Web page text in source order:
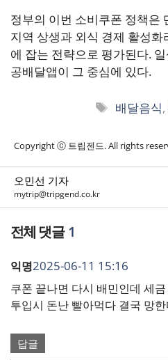
정부의 이번 소비쿠폰 정책은
지역 상생과 외식 경제 활성
에 잡는 전략으로 평가된다.
공배달앱이 그 중심에 있다.
태
배달음식,
Copyright ⓒ 트립젠드. All rights
오민선 기자
mytrip@tripgend.co.kr
1
익명2025-06-11 15:16
쿠폰 끝나면 다시 배민인데 세
투입시 돈난 빨아먹다 결국 망
답글